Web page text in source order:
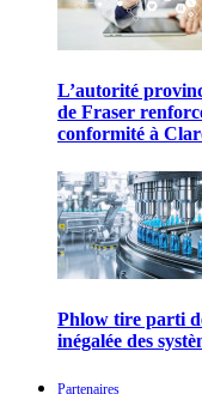
L’autorité
de Fraser
conformité à
Phlow tire parti
inégalée des
Partenaires